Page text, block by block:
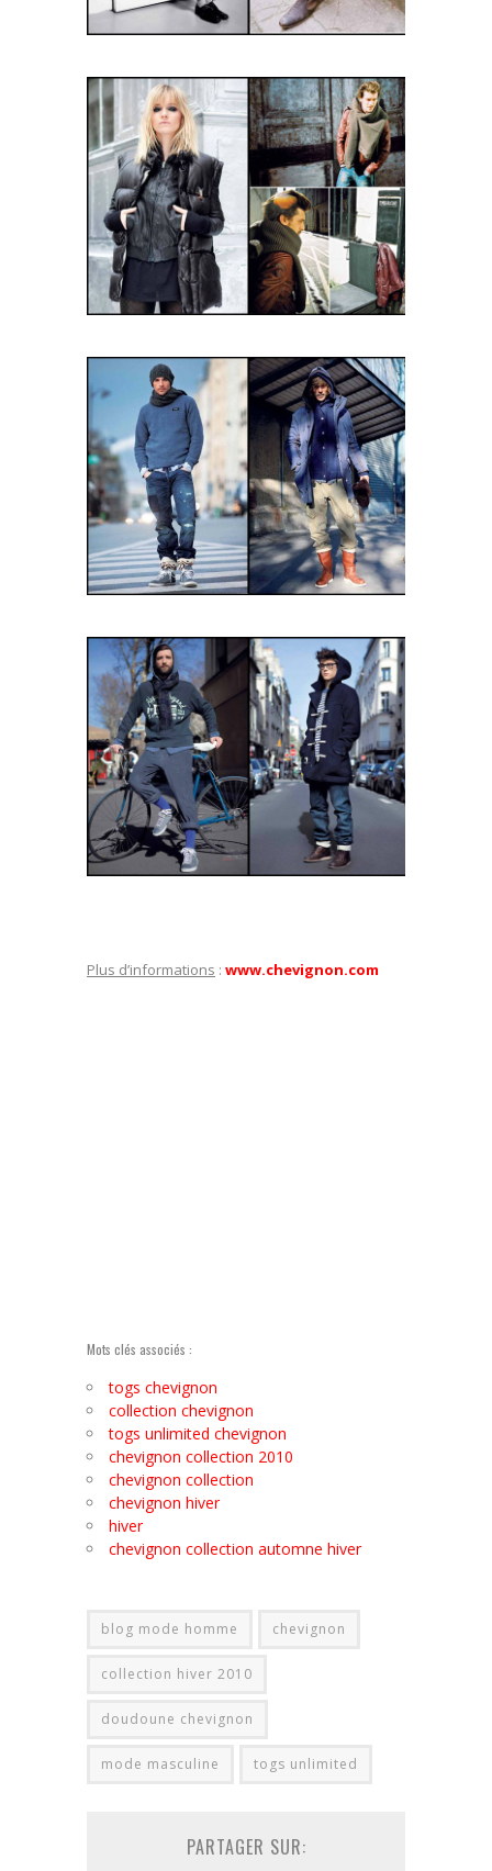
Plus d’informations : www.chevignon.com
Mots clés associés :
togs chevignon
collection chevignon
togs unlimited chevignon
chevignon collection 2010
chevignon collection
chevignon hiver
hiver
chevignon collection automne hiver
blog mode homme chevignon
collection hiver 2010
doudoune chevignon
mode masculine togs unlimited
PARTAGER SUR: